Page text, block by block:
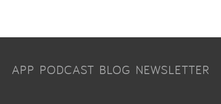
APP PODCAST BLOG NEWSLETTER